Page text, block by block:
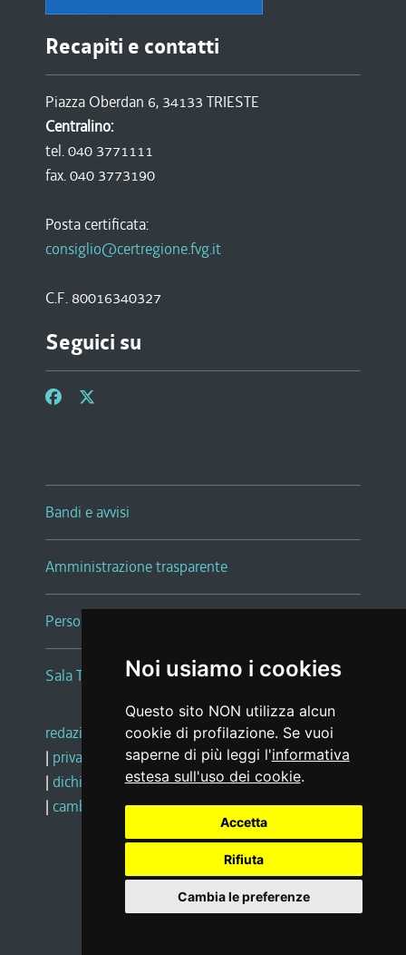
Noi usiamo i cookies
Questo sito NON utilizza alcun
cookie di profilazione. Se vuoi
saperne di più leggi l'informativa
estesa sull'uso dei cookie.
Accetta
Rifiuta
Cambia le preferenze
Recapiti e contatti
Piazza Oberdan 6, 34133 TRIESTE
Centralino:
tel. 040 3771111
fax. 040 3773190
Posta certificata:
consiglio@certregione.fvg.it
C.F. 80016340327
Seguici su
Bandi e avvisi
Amministrazione trasparente
Persone e Uffici
Sala Tiziano Tessitori
redazione web |note legali |glossario
| privacy
social media policy
| dichiarazione di accessibilità |feedback
| cambio preferenze cookie
Realizzato da